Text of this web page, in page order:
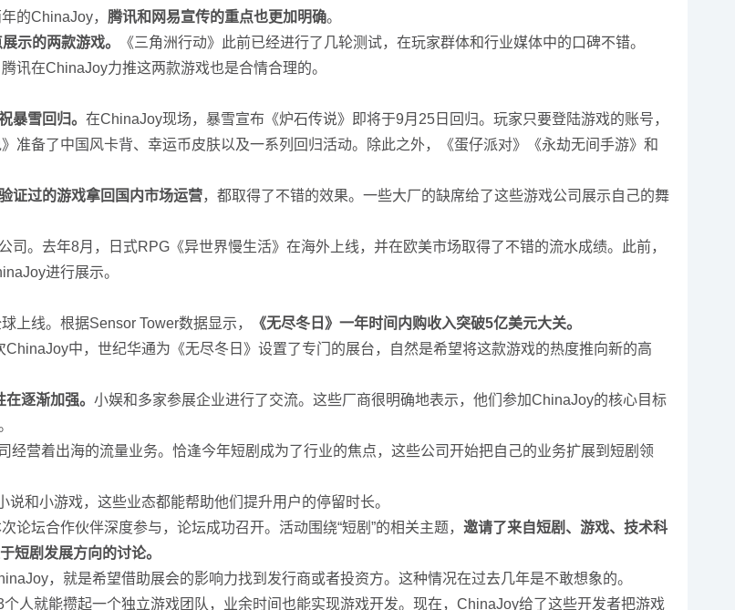
的ChinaJoy， 腾讯和网易宣传的重点也更加明确。
示的两款游戏。
《三角洲行动》此前已经进行了几轮测试，在玩家群体和行业媒体中的口碑不错。
讯在ChinaJoy力推这两款游戏也是合情合理的。
暴雪回归。 在ChinaJoy现场，暴雪宣布《炉石传说》即将于9月25日回归。玩家只要登陆游戏的账号，
准备了中国风卡背、幸运币皮肤以及一系列回归活动。除此之外，《蛋仔派对》《永劫无间手游》和
证过的游戏拿回国内市场运营，都取得了不错的效果。一些大厂的缺席给了这些游戏公司展示自己的舞
。去年8月，日式RPG《异世界慢生活》在海外上线，并在欧美市场取得了不错的流水成绩。此前，
进行展示。
上线。根据Sensor Tower数据显示，
《无尽冬日》一年时间内购收入突破5亿美元大关。
中，世纪华通为《无尽冬日》设置了专门的展台，自然是希望将这款游戏的热度推向新的高
逐渐加强。 小娱和多家参展企业进行了交流。这些厂商很明确地表示，他们参加ChinaJoy的核心目标
经营着出海的流量业务。恰逢今年短剧成为了行业的焦点，这些公司开始把自己的业务扩展到短剧领
和小游戏，这些业态都能帮助他们提升用户的停留时长。
坛合作伙伴深度参与，论坛成功召开。活动围绕“短剧”的相关主题， 邀请了来自短剧、游戏、技术科
短剧发展方向的讨论。
，就是希望借助展会的影响力找到发行商或者投资方。这种情况在过去几年是不敢想象的。
人就能攒起一个独立游戏团队，业余时间也能实现游戏开发。现在，ChinaJoy给了这些开发者把游戏